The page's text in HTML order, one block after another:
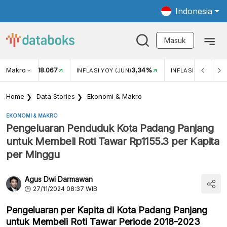
Indonesia
Masuk
Makro
USD/IDR 18.067 INFLASI YOY (JUN)3,34% INFLASI MOM
Home Data Stories Ekonomi & Makro
EKONOMI & MAKRO
Pengeluaran Penduduk Kota Padang Panjang
untuk Membeli Roti Tawar Rp1155.3 per Kapita
per Minggu
Agus Dwi Darmawan
27/11/2024 08:37 WIB
Pengeluaran per Kapita di Kota Padang Panjang
untuk Membeli Roti Tawar Periode 2018-2023